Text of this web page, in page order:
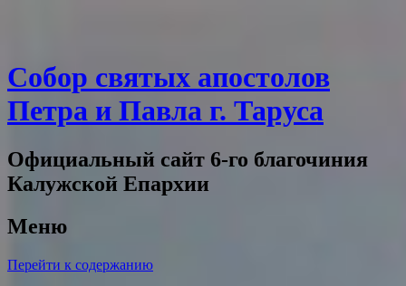
Собор святых апостолов
Петра и Павла г. Таруса
Официальный сайт 6-го благочиния
Калужской Епархии
Меню
Перейти к содержанию